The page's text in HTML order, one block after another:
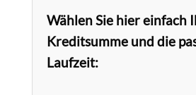
Wählen Sie hier einfach
Kreditsumme und die
Laufzeit: